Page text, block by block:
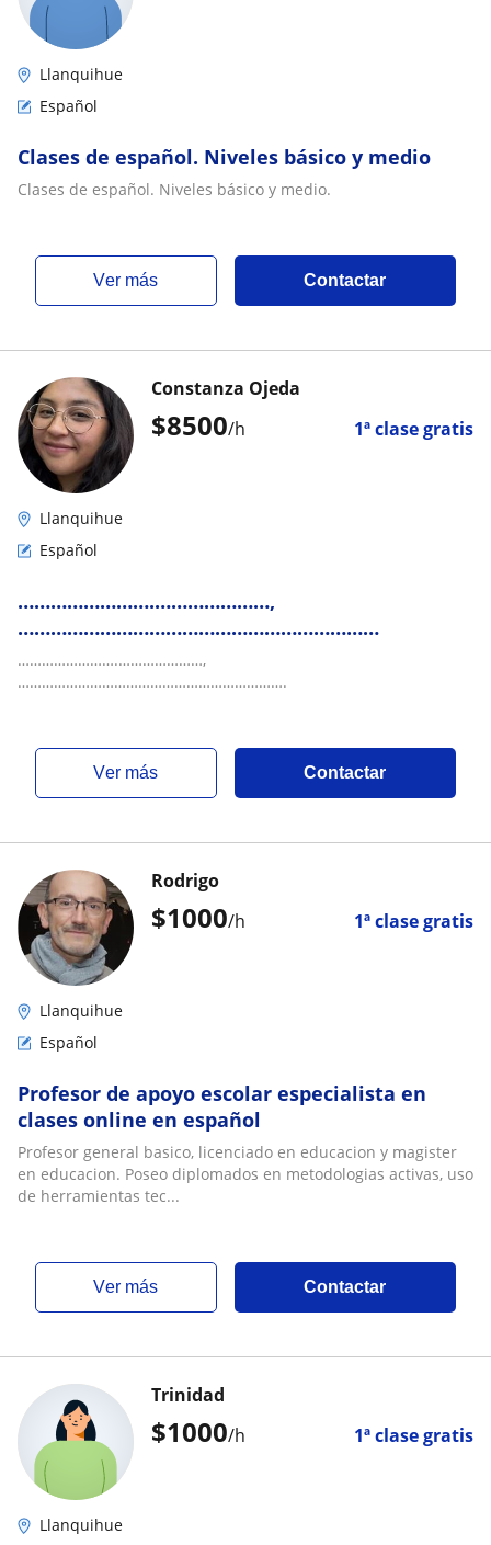
Llanquihue
Español
Clases de español. Niveles básico y medio
Clases de español. Niveles básico y medio.
ver más Contactar
$8500/h 1ª clase gratis
Constanza Ojeda
Llanquihue
Español
…………………….…………………,
…………………………………………………………
…………………….…………………,
………………………………………………………….
ver más Contactar
$1000/h 1ª clase gratis
Rodrigo
Llanquihue
Español
Profesor de apoyo escolar especialista en
clases online en español
Profesor general basico, licenciado en educacion y magister
en educacion. Poseo diplomados en metodologias activas, uso
de herramientas tec...
ver más Contactar
$1000/h 1ª clase gratis
Trinidad
Llanquihue